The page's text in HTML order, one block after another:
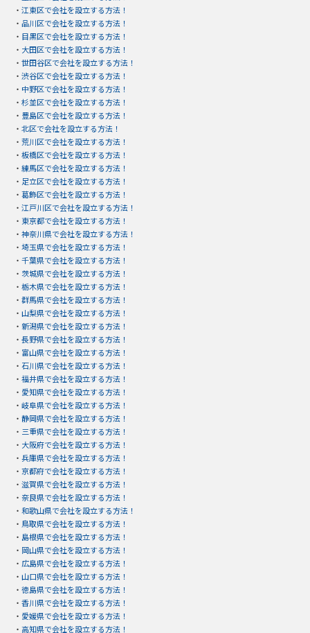
・ 江東区で会社を設立する方法！
・ 品川区で会社を設立する方法！
・ 目黒区で会社を設立する方法！
・ 大田区で会社を設立する方法！
・ 世田谷区で会社を設立する方法！
・ 渋谷区で会社を設立する方法！
・ 中野区で会社を設立する方法！
・ 杉並区で会社を設立する方法！
・ 豊島区で会社を設立する方法！
・ 北区で会社を設立する方法！
・ 荒川区で会社を設立する方法！
・ 板橋区で会社を設立する方法！
・ 練馬区で会社を設立する方法！
・ 足立区で会社を設立する方法！
・ 葛飾区で会社を設立する方法！
・ 江戸川区で会社を設立する方法！
・ 東京都で会社を設立する方法！
・ 神奈川県で会社を設立する方法！
・ 埼玉県で会社を設立する方法！
・ 千葉県で会社を設立する方法！
・ 茨城県で会社を設立する方法！
・ 栃木県で会社を設立する方法！
・ 群馬県で会社を設立する方法！
・ 山梨県で会社を設立する方法！
・ 新潟県で会社を設立する方法！
・ 長野県で会社を設立する方法！
・ 富山県で会社を設立する方法！
・ 石川県で会社を設立する方法！
・ 福井県で会社を設立する方法！
・ 愛知県で会社を設立する方法！
・ 岐阜県で会社を設立する方法！
・ 静岡県で会社を設立する方法！
・ 三重県で会社を設立する方法！
・ 大阪府で会社を設立する方法！
・ 兵庫県で会社を設立する方法！
・ 京都府で会社を設立する方法！
・ 滋賀県で会社を設立する方法！
・ 奈良県で会社を設立する方法！
・ 和歌山県で会社を設立する方法！
・ 鳥取県で会社を設立する方法！
・ 島根県で会社を設立する方法！
・ 岡山県で会社を設立する方法！
・ 広島県で会社を設立する方法！
・ 山口県で会社を設立する方法！
・ 徳島県で会社を設立する方法！
・ 香川県で会社を設立する方法！
・ 愛媛県で会社を設立する方法！
・ 高知県で会社を設立する方法！